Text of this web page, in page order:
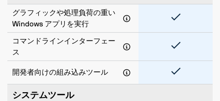
グラフィックや処理負荷の重い
Windows アプリを実行
コマンドラインインターフェー
ス
開発者向けの組み込みツール
システムツール